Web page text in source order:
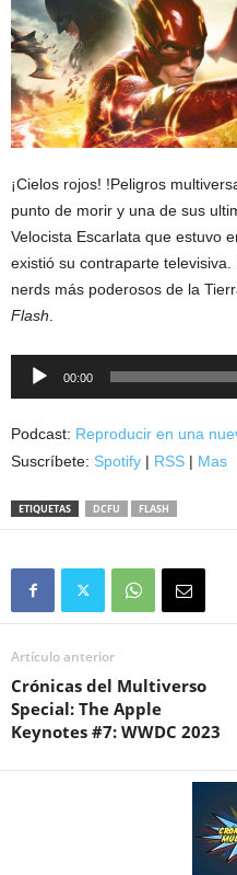
¡Cielos rojos! !Peligros
punto de morir y una de sus
Velocista Escarlata que estuvo
existió su contraparte
nerds más poderosos de la
Flash
Reproductor
00:00
Podcast: Reproducir en una
Suscríbete: Spotify | RSS | Mas
ETIQUETAS DCFU FLASH
Artículo anterior
Crónicas del Multiverso
Special: The Apple
Keynotes #7: WWDC 2023